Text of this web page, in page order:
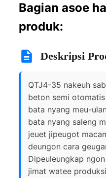
Bagian asoe
produk:
Deskripsi
QTJ4-35 nakeuh
beton semi
bata nyang meu-
bata nyang saleng
jeuet jipeugot
deungon cara
Dipeuleungkap
jimat watee